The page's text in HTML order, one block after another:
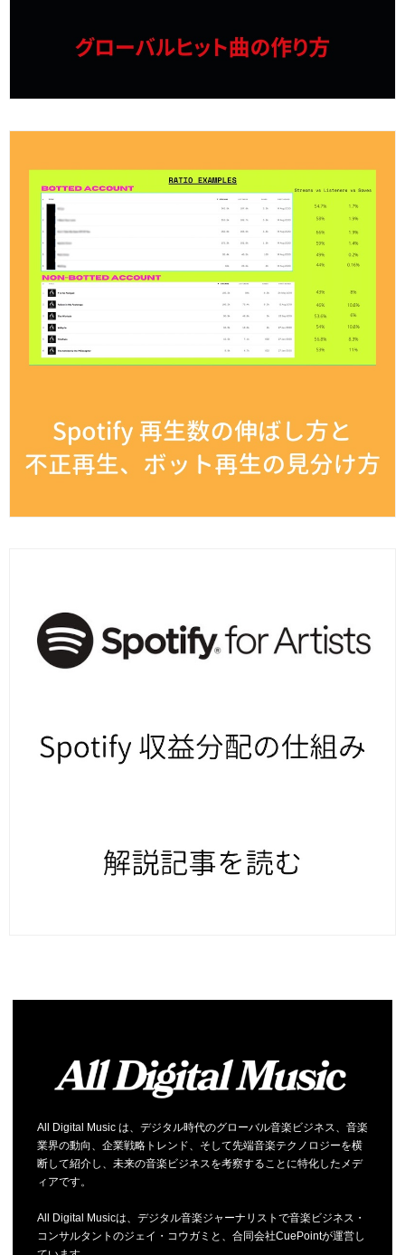
All Digital Music は、デジタル時代のグローバル音楽ビジネス、音楽
業界の動向、企業戦略トレンド、そして先端音楽テクノロジーを横
断して紹介し、未来の音楽ビジネスを考察することに特化したメデ
ィアです。
All Digital Musicは、デジタル音楽ジャーナリストで音楽ビジネス・
コンサルタントのジェイ・コウガミと、合同会社CuePointが運営し